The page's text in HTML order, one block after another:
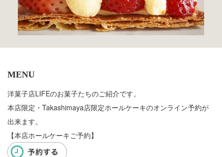
MENU
洋菓子店LIFEのお菓子たちのご紹介です。
本店限定・Takashimaya店限定ホールケーキのオンライン予約が
出来ます。
【本店ホールケーキご予約】